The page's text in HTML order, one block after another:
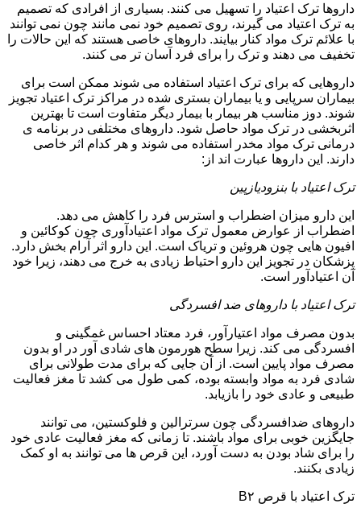
داروها ترک اعتیاد را تسهیل می کنند. بسیاری از افرادی که تصمیم
به ترک اعتیاد می گیرند، روی تصمیم خود نمی مانند چون نمی توانند
با علائم ترک مواد کنار بیایند. داروهای خاصی هستند که این حالات را
تخفیف می دهند و ترک را برای فرد آسان تر می کنند.
داروهایی که برای ترک اعتیاد استفاده می شوند ممکن است برای
بیماران سرپایی و یا بیماران بستری شده در مراکز ترک اعتیاد تجویز
شوند. دوز مناسب هر بیمار با بیمار دیگر متفاوت است تا بهترین
اثربخشی در ترک مواد حاصل شود. داروهای مختلفی در برنامه ی
درمانی ترک مواد مخدر استفاده می شوند و هر کدام اثر خاصی
دارند. این داروها عبارت اند از:
ترک اعتیاد با بنزودیازپین
این دارو میزان اضطراب و استرس فرد را کاهش می دهد.
اضطراب از عوارض معمول ترک مواد اعتیادآوری چون کوکائین و
افیون هایی چون هروئین و تریاک است. این دارو اثر آرام بخش دارد.
پزشکان در تجویز این دارو احتیاط زیادی به خرج می دهند، زیرا خود
آن اعتیادآور است.
ترک اعتیاد با داروهای ضد افسردگی
بدون مصرف مواد اعتیارآور، فرد معتاد احساس غمگینی و
افسردگی می کند. زیرا سطح هورمون های شادی آور در او بدون
مصرف مواد پایین است. از آن جایی که برای مدت طولانی برای
شادی فرد به مواد وابسته بوده، کمی طول می کشد تا مغز فعالیت
طبیعی و عادی خود را بازیابد.
داروهای ضدافسردگی چون سرترالین و فلوکستین، می توانند
جایگزین خوبی برای مواد باشند. تا زمانی که مغز فعالیت عادی خود
را برای شاد بودن به دست آورد، این قرص ها می توانند به او کمک
زیادی بکنند.
ترک اعتیاد با قرص B۲